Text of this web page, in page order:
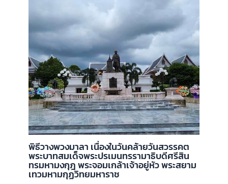
พิธีวางพวงมาลา เนื่องในวันคล้ายวันสวรรคต
พระบาทสมเด็จพระปรเมนทรรามาธิบดีศรีสิน
ทรมหามงกุฎ พระจอมเกล้าเจ้าอยู่หัว พระสยาม
เทวมหามกุฏวิทยมหาราช